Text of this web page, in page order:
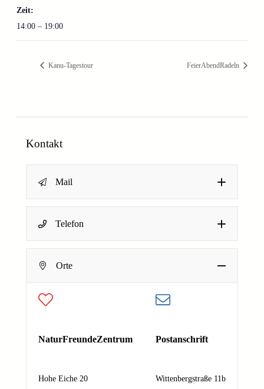
Zeit:
14:00 – 19:00
Kanu-Tagestour FeierAbendRadeln
Kontakt
Mail
E-Mail-Adresse
a
r
Telefon
Orte
NaturFreundeZentrum
Hohe Eiche 20
Postanschrift
Wittenbergstraße 11b